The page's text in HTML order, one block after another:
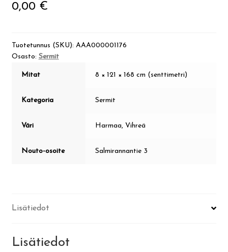
English
0,00 €
Tuotetunnus (SKU): AAA000001176
Osasto: Sermit
Mitat 8 × 121 × 168 cm (senttimetri)
Kategoria Sermit
Väri Harmaa, Vihreä
Nouto-osoite Salmirannantie 3
Lisätiedot
Lisätiedot